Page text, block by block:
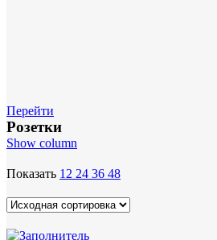
Перейти
Розетки
Show column
Показать 12 24 36 48